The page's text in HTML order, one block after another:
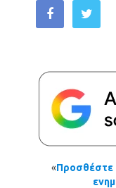
«Προσθέστε